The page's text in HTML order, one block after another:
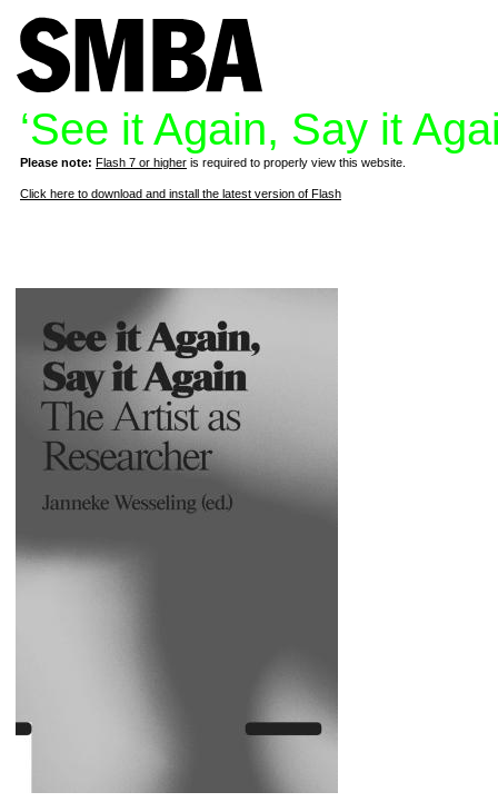
‘See it Again, Say it
Please note: Flash 7 or higher is required to properly view this website.
Click here to download and install the latest version of Flash